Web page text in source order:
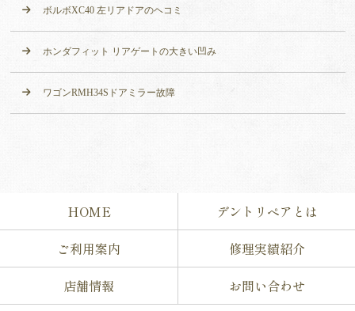
ボルボXC40 左リアドアのヘコミ
ホンダフィット リアゲートの大きい凹み
ワゴンRMH34Sドアミラー故障
HOME
デントリペアとは
ご利用案内
修理実績紹介
店舗情報
お問い合わせ